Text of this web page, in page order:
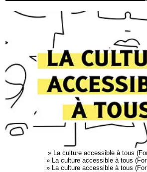
»
La culture accessible à tous
»
La culture accessible à tous
»
La culture accessible à tous